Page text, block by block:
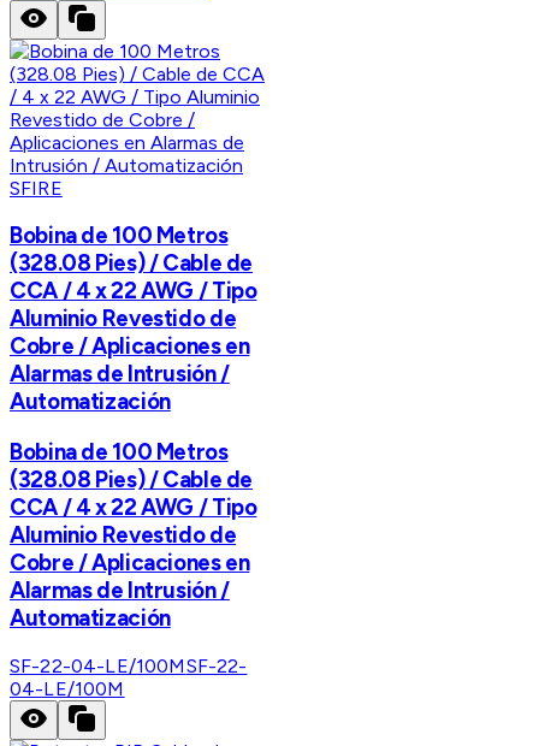
SFIRE
Bobina de 100 Metros
(328.08 Pies) / Cable de
CCA / 4 x 22 AWG / Tipo
Aluminio Revestido de
Cobre / Aplicaciones en
Alarmas de Intrusión /
Automatización
Bobina de 100 Metros
(328.08 Pies) / Cable de
CCA / 4 x 22 AWG / Tipo
Aluminio Revestido de
Cobre / Aplicaciones en
Alarmas de Intrusión /
Automatización
SF-22-04-LE/100MSF-22-
04-LE/100M